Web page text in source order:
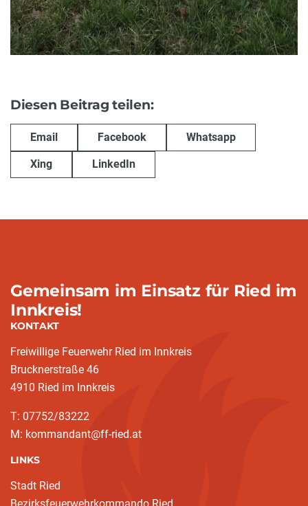
Diesen Beitrag teilen:
Email Facebook Whatsapp
Xing LinkedIn
Gemeinsam im Einsatz für Ried im
Innkreis!
KONTAKT
Freiwillige Feuerwehr Ried im Innkreis
Brucknerstraße 46
4910 Ried im Innkreis
T: 07752/83222
M: kommandant@ff-ried.at
LINKS
Stadt Ried